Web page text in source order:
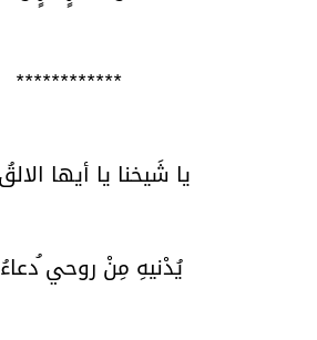
************
يا شَيخنا يا أيها
يُدْنيهِ مِنْ روحي